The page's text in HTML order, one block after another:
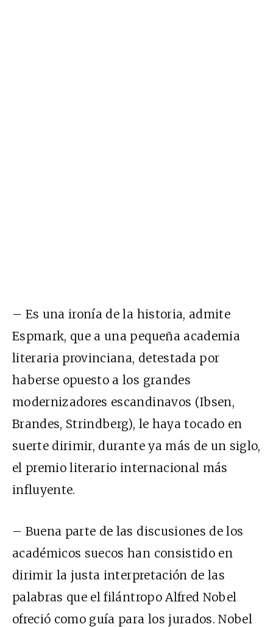
– Es una ironía de la historia, admite
Espmark, que a una pequeña academia
literaria provinciana, detestada por
haberse opuesto a los grandes
modernizadores escandinavos (Ibsen,
Brandes, Strindberg), le haya tocado en
suerte dirimir, durante ya más de un siglo,
el premio literario internacional más
influyente.
– Buena parte de las discusiones de los
académicos suecos han consistido en
dirimir la justa interpretación de las
palabras que el filántropo Alfred Nobel
ofreció como guía para los jurados. Nobel